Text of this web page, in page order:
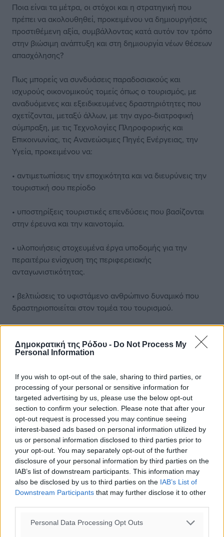
Δημοκρατική της Ρόδου - Do Not Process My
Personal Information
If you wish to opt-out of the sale, sharing to third parties, or
processing of your personal or sensitive information for
targeted advertising by us, please use the below opt-out
section to confirm your selection. Please note that after your
opt-out request is processed you may continue seeing
interest-based ads based on personal information utilized by
us or personal information disclosed to third parties prior to
your opt-out. You may separately opt-out of the further
disclosure of your personal information by third parties on the
IAB’s list of downstream participants. This information may
also be disclosed by us to third parties on the IAB’s List of
Downstream Participants that may further disclose it to other
Personal Data Processing Opt Outs
Ποια είναι τα μέτρα, οι στόχοι και η στρατηγική που
πρέπει να ακολουθηθεί, προκειμένου να δημιουργήσεις
προστιθέμενη αξία, συμβάλλοντας κατά αυτόν τον τρόπο
στην βιώσιμη ανάπτυξη και στη δημιουργία νέων θέσεων
απασχόλησης?
Πως μπορείς να συνδυάσεις παραδοσιακούς και
ισχυρούς οικονομικούς τομείς όπως ο τουρισμός, με
αναδυόμενες και εξειδικευμένες δραστηριότητες που
σχετίζονται, μεταξύ άλλων, με την αγρο-διατροφική
σύμπραξη, με τις Τεχνολογίες Πληροφορικής και
Επικοινωνίας, τις Ανανεώσιμες Πηγές Ενέργειας, την
Υγεία, προκειμένου να:
• αντιμετωπίσεις την εποχικότητα και να διευρύνεις την
τουριστική σου περίοδο
• υποστηρίξεις τουριστικές επενδύσεις που βασίζονται
στην έρευνα και την καινοτομία.
• υλοποιήσεις στοχευμένα έργα υποδομής για την
περαιτέρω ενίσχυση της περιφερειακής
ανταγωνιστικότητας.
• βελτιώσεις το υφιστάμενο ανθρώπινο δυναμικό που
δραστηριοποιείται στον τομέα του τουρισμού.
και άρρηκτα συνδεδεμένα με την καινοτομία και την
έξυπνη εξειδίκευση στον τομέα του τουρισμού:
• Η διαφοροποίηση και ο εμπλουτισμός των τουριστικών
μας προϊόντων και υπηρεσιών και
• Η ανάπτυξη συνεργειών και η δημιουργία τουριστικών
δικτύων
Ένας από τους τρόπους επίτευξης της διαφοροποίησης
του τουριστικού μας προϊόντος είναι η αξιοποίηση των
δυνατοτήτων που προσφέρει η Γαλάζια Ανάπτυξη, η
οποία αποτελεί τη θαλάσσια διάσταση της Στρατηγικής
«Ευρώπη 2020» και μια σαφής ένδειξη των
της έξυπνης, βιώσιμης και χωρίς αποκλεισμούς